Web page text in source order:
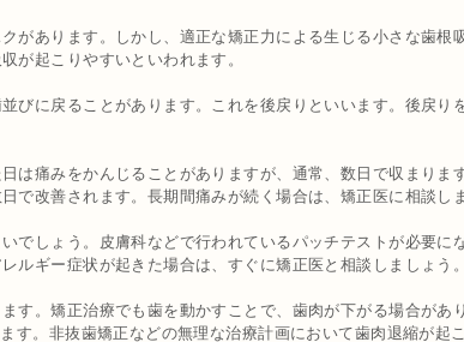
があります。しかし、適正な矯正力による生じる小さな歯根
が起こりやすいといわれます。
びに戻ることがあります。これを後戻りといいます。後戻り
は痛みをかんじることがありますが、通常、数日で収まりま
改善されます。長期間痛みが続く場合は、矯正医に相談し
でしょう。皮膚科などで行われているパッチテストが必要に
ルギー症状が起きた場合は、すぐに矯正医と相談しましょう。
す。矯正治療でも歯を動かすことで、歯肉が下がる場合があ
。非抜歯矯正などの無理な治療計画において歯肉退縮が起